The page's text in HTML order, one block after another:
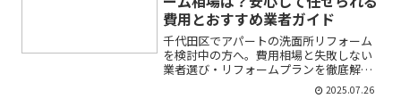
費用とおすすめ業者ガイド
千代田区でアパートの洗面所リフォーム
を検討中の方へ。費用相場と失敗しない
業者選び・リフォームプランを徹底解説
「古くなったアパートの洗面所をリフォ
ームしたいけれど、費用はどのくらいか
2025.07.26